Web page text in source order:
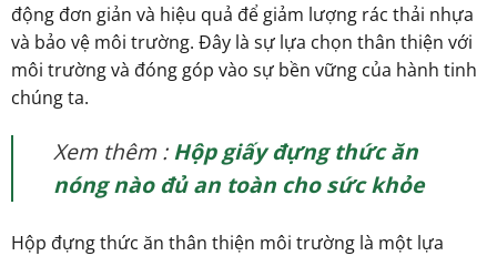
động đơn giản và hiệu quả để giảm lượng rác thải nhựa
và bảo vệ môi trường. Đây là sự lựa chọn thân thiện với
môi trường và đóng góp vào sự bền vững của hành tinh
chúng ta.
Xem thêm :Hộp giấy đựng thức ăn
nóng nào đủ an toàn cho sức khỏe
Hộp đựng thức ăn thân thiện môi trường là một lựa